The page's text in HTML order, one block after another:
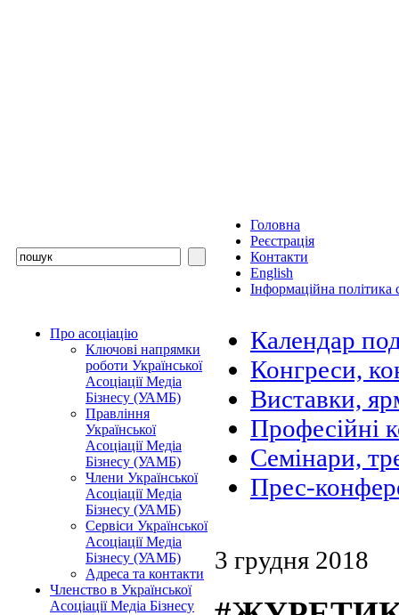
Головна
Реєстрація
Контакти
English
Інформаційна політика
Про асоціацію
Ключові напрямки
роботи Української
Асоціації Медіа
Бізнесу (УАМБ)
Правління
Української
Асоціації Медіа
Бізнесу (УАМБ)
Члени Української
Асоціації Медіа
Бізнесу (УАМБ)
Сервіси Української
Асоціації Медіа
Бізнесу (УАМБ)
Адреса та контакти
Членство в Української
Асоціації Медіа Бізнесу
Календар
Конгреси,
Виставки,
Професійні
Семінари,
Прес-
3 грудня 2018